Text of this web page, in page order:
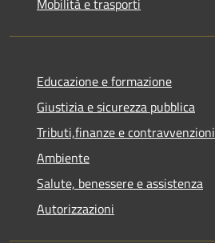
Educazione e formazione
Giustizia e sicurezza pubblica
Tributi,finanze e contravvenzioni
Ambiente
Salute, benessere e assistenza
Autorizzazioni